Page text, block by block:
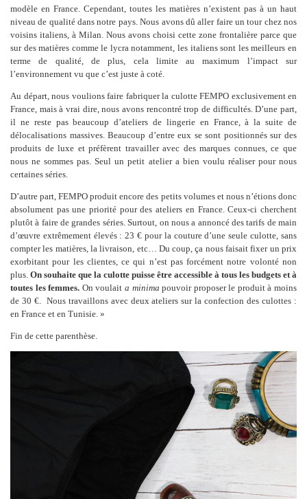
modèle en France. Cependant, toutes les matières n’existent pas à un haut
niveau de qualité dans notre pays. Nous avons dû aller faire un tour chez nos
voisins italiens, à Milan. Nous avons choisi cette zone frontalière parce que
sur des matières comme le lycra notamment, les italiens sont les meilleurs en
terme de qualité, de plus, cela limite au maximum l’impact sur
l’environnement vu que c’est juste à coté.
Au départ, nous voulions faire fabriquer la culotte FEMPO exclusivement en
France, mais à vrai dire, nous avons rencontré trop de difficultés. D’une part,
il ne reste pas beaucoup d’ateliers de lingerie en France, à la suite de
délocalisations massives. Beaucoup d’entre eux se sont positionnés sur des
produits de luxe et préfèrent travailler avec des marques connues, ce que
nous ne sommes pas. Seul un petit atelier a bien voulu réaliser pour nous
certaines séries.
D’autre part, FEMPO produit encore des petits volumes et nous n’étions donc
absolument pas une priorité pour des ateliers en France. Ceux-ci cherchent
plutôt à faire de grandes séries. Surtout, on nous a annoncé des tarifs de main
d’œuvre extrêmement élevés : 23 € pour la couture d’une seule culotte, sans
compter les matières, la livraison, etc… Du coup, ça nous faisait fixer un prix
exorbitant pour les clientes, ce qui n’est pas forcément notre volonté non
plus. On souhaite que la culotte puisse être accessible à tous les budgets et à
toutes les femmes. On voulait a minima pouvoir proposer le produit à moins
de 30 €. Nous travaillons avec deux ateliers sur la confection des culottes :
en France et en Tunisie. »
Fin de cette parenthèse.